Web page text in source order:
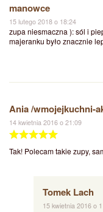
manowce
15 lutego 2018 o 18:24
zupa niesmaczna ): sól i
majeranku było znacznie
Ania /wmojejkuchni-
14 kwietnia 2016 o 21:09
Tak! Polecam takie zupy,
Tomek Lach
15 kwietnia 2016 o